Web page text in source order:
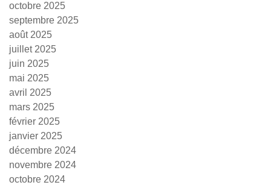
octobre 2025
septembre 2025
août 2025
juillet 2025
juin 2025
mai 2025
avril 2025
mars 2025
février 2025
janvier 2025
décembre 2024
novembre 2024
octobre 2024